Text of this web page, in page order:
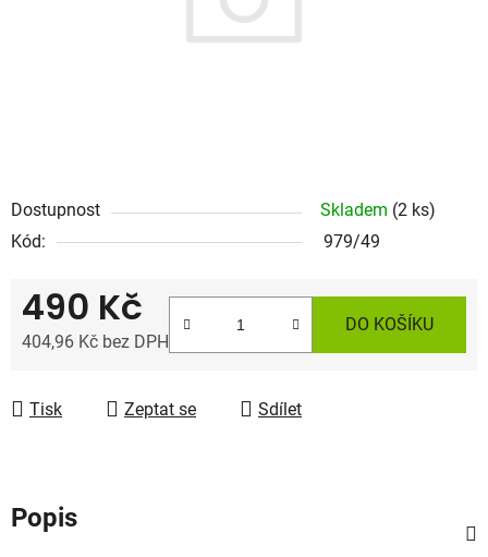
Dostupnost Skladem (2 ks)
Kód:
979/49
490 Kč
404,96 Kč bez DPH
DO KOŠÍKU
Tisk Zeptat se Sdílet
Popis